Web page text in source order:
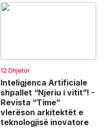
12 Dhjetor
Inteligjenca Artificiale
shpallet “Njeriu i vitit”! -
Revista “Time”
vlerëson arkitektët e
teknologjisë inovatore